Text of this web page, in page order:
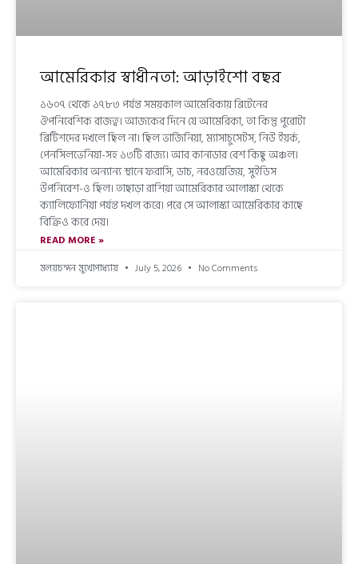
আমেরিকার স্বাধীনতা: আড়াইশো বছর
১৬০৭ থেকে ১৭৮৩ পর্যন্ত সময়কাল আমেরিকায় ব্রিটেনের
ঔপনিবেশিক রাজত্ব। আজকের দিনে যে আমেরিকা, তা কিন্তু পুরোটা
ব্রিটিশদের দখলে ছিল না। ছিল ভার্জিনিয়া, ম্যাসাচুসেটস, নিউ ইয়র্ক,
পেনসিলভেনিয়া-সহ ১৩টি রাজ্য। আর কানাডার বেশ কিছু অঞ্চল।
আমেরিকার অন্যান্য স্থানে ফরাসি, ডাচ, নরওয়েজিয়, সুইডিস
উপনিবেশ-ও ছিল। তাছাড়া রাশিয়া আমেরিকার আলাস্কা থেকে
ক্যালিফোর্নিয়া পর্যন্ত দখল করে। পরে সে আলাস্কা আমেরিকার কাছে
বিক্রিও করে দেয়।
READ MORE »
মলয়চন্দন মুখোপাধ্যায়
July 5, 2026 No Comments